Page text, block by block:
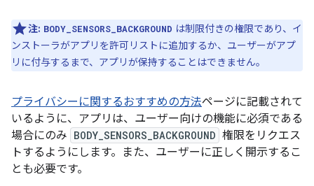
注: BODY_SENSORS_BACKGROUND は制限付きの権限であり、イ
ンストーラがアプリを許可リストに追加するか、ユーザーがアプ
リに付与するまで、アプリが保持することはできません。
プライバシーに関するおすすめの方法ページに記載されて
いるように、アプリは、ユーザー向けの機能に必須である
場合にのみ BODY_SENSORS_BACKGROUND 権限をリクエス
トするようにします。また、ユーザーに正しく開示するこ
とも必要です。